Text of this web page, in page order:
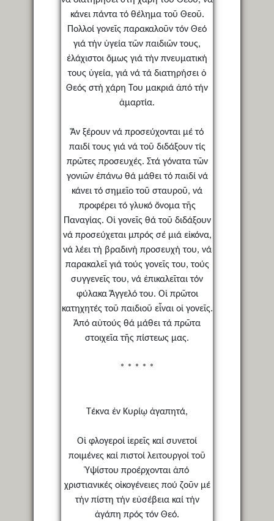
κάνει πάντα τό θέλημα τοῦ Θεοῦ.
Πολλοί γονεῖς παρακαλοῦν τόν Θεό
γιά τήν ὑγεία τῶν παιδιῶν τους,
ἐλάχιστοι ὅμως γιά τήν πνευματική
τους ὑγεία, γιά νά τά διατηρήσει ὁ
Θεός στή χάρη Του μακριά ἀπό τήν
ἁμαρτία.
Ἄν ξέρουν νά προσεύχονται μέ τό
παιδί τους γιά νά τοῦ διδάξουν τίς
πρῶτες προσευχές. Στά γόνατα τῶν
γονιῶν ἐπάνω θά μάθει τό παιδί νά
κάνει τό σημεῖο τοῦ σταυροῦ, νά
προφέρει τό γλυκό ὄνομα τῆς
Παναγίας. Οἱ γονεῖς θά τοῦ διδάξουν
νά προσεύχεται μπρός σέ μιά εἰκόνα,
νά λέει τή βραδινή προσευχή του, νά
παρακαλεῖ γιά τούς γονεῖς του, τούς
συγγενεῖς του, νά ἐπικαλεῖται τόν
φύλακα Ἄγγελό του. Οἱ πρῶτοι
κατηχητές τοῦ παιδιοῦ εἶναι οἱ γονεῖς.
Ἀπό αὐτούς θά μάθει τά πρῶτα
στοιχεῖα τῆς πίστεως μας.
* * * * *
Τέκνα ἐν Κυρίῳ ἀγαπητά,
Οἱ φλογεροί ἱερεῖς καί συνετοί
ποιμένες καί πιστοί λειτουργοί τοῦ
Ὑψίστου προέρχονται ἀπό
χριστιανικές οἰκογένειες πού ζοῦν μέ
τήν πίστη τήν εὐσέβεια καί τήν
ἀγάπη πρός τόν Θεό.